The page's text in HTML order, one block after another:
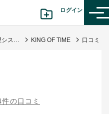
ログイン
勤怠管理システム KING OF TIME
の口コミ